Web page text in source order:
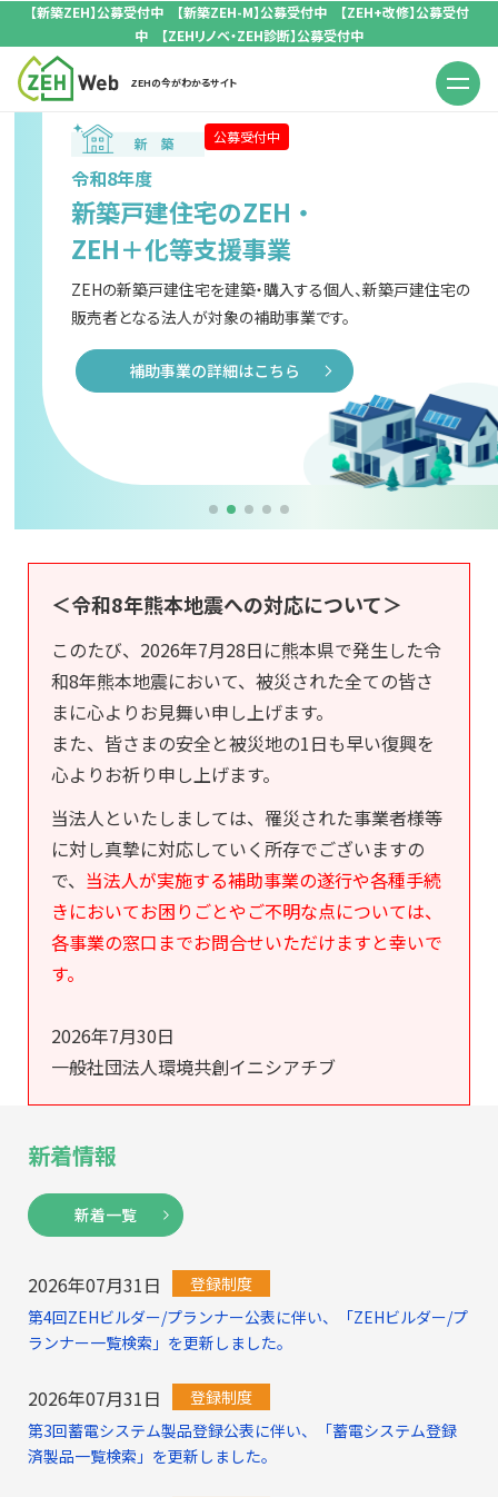
【新築ZEH】公募受付中 【新築ZEH-M】公募受付中 【ZEH+改修】公募受付
中 【ZEHリノベ・ZEH診断】公募受付中
ZEHの今がわかるサイト
公募受付中
令和8年度
新築戸建住宅のZEH・
ZEH＋化等支援事業
ZEHの新築戸建住宅を建築・購入する個人、新築戸建住宅の
販売者となる法人が対象の補助事業です。
補助事業の詳細はこちら
＜令和8年熊本地震への対応について＞
このたび、2026年7月28日に熊本県で発生した令
和8年熊本地震において、被災された全ての皆さ
まに心よりお見舞い申し上げます。
また、皆さまの安全と被災地の1日も早い復興を
心よりお祈り申し上げます。
当法人といたしましては、罹災された事業者様等
に対し真摯に対応していく所存でございますの
で、 当法人が実施する補助事業の遂行や各種手続
きにおいてお困りごとやご不明な点については、
各事業の窓口までお問合せいただけますと幸いで
す。
2026年7月30日
一般社団法人環境共創イニシアチブ
新着情報
新着一覧
2026年07月31日
登録制度
第4回ZEHビルダー/プランナー公表に伴い、「ZEHビルダー/プ
ランナー一覧検索」を更新しました。
2026年07月31日
登録制度
第3回蓄電システム製品登録公表に伴い、「蓄電システム登録
済製品一覧検索」を更新しました。